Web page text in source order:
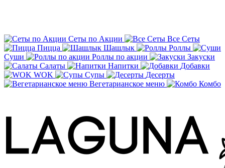
Сеты по Акции
Все Сеты
Пицца
Шашлык
Роллы
Суши
Роллы по акции
Закуски
Салаты
Напитки
Добавки
WOK
Супы
Десерты
Вегетарианское меню
Комбо